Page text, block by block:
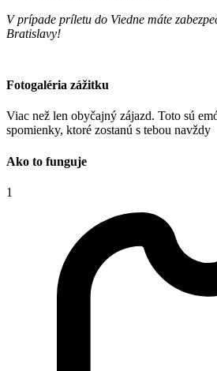
V prípade príletu do Viedne máte
Bratislavy!
Fotogaléria zážitku
Viac než len obyčajný zájazd. Toto sú
spomienky, ktoré zostanú s tebou navždy
Ako to funguje
1